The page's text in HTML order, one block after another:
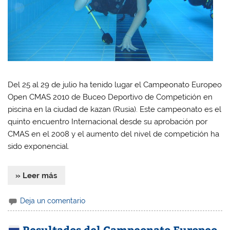
Del 25 al 29 de julio ha tenido lugar el Campeonato Europeo
Open CMAS 2010 de Buceo Deportivo de Competición en
piscina en la ciudad de kazan (Rusia). Este campeonato es el
quinto encuentro Internacional desde su aprobación por
CMAS en el 2008 y el aumento del nivel de competición ha
sido exponencial.
» Leer más
Deja un comentario